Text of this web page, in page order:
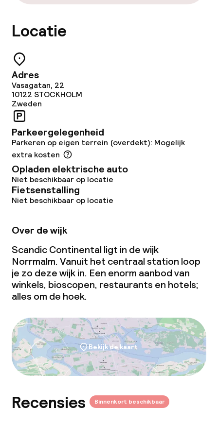
Locatie
Adres
Vasagatan, 22
10122 STOCKHOLM
Zweden
Parkeergelegenheid
Parkeren op eigen terrein (overdekt): Mogelijk
extra kosten
Opladen elektrische auto
Niet beschikbaar op locatie
Fietsenstalling
Niet beschikbaar op locatie
Over de wijk
Scandic Continental ligt in de wijk
Norrmalm. Vanuit het centraal station loop
je zo deze wijk in. Een enorm aanbod van
winkels, bioscopen, restaurants en hotels;
alles om de hoek.
Bekijk de kaart
Recensies Binnenkort beschikbaar